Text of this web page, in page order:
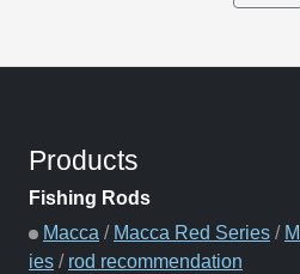
Products
Fishing Rods
Macca / Macca Red Series /
ies / rod recommendation